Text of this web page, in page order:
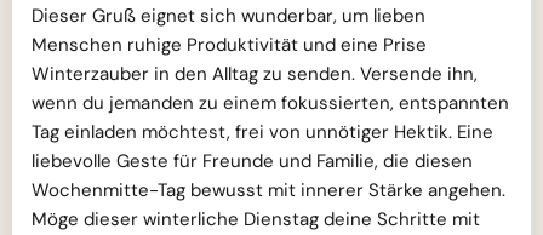
Dieser Gruß eignet sich wunderbar, um lieben
Menschen ruhige Produktivität und eine Prise
Winterzauber in den Alltag zu senden. Versende ihn,
wenn du jemanden zu einem fokussierten, entspannten
Tag einladen möchtest, frei von unnötiger Hektik. Eine
liebevolle Geste für Freunde und Familie, die diesen
Wochenmitte-Tag bewusst mit innerer Stärke angehen.
Möge dieser winterliche Dienstag deine Schritte mit